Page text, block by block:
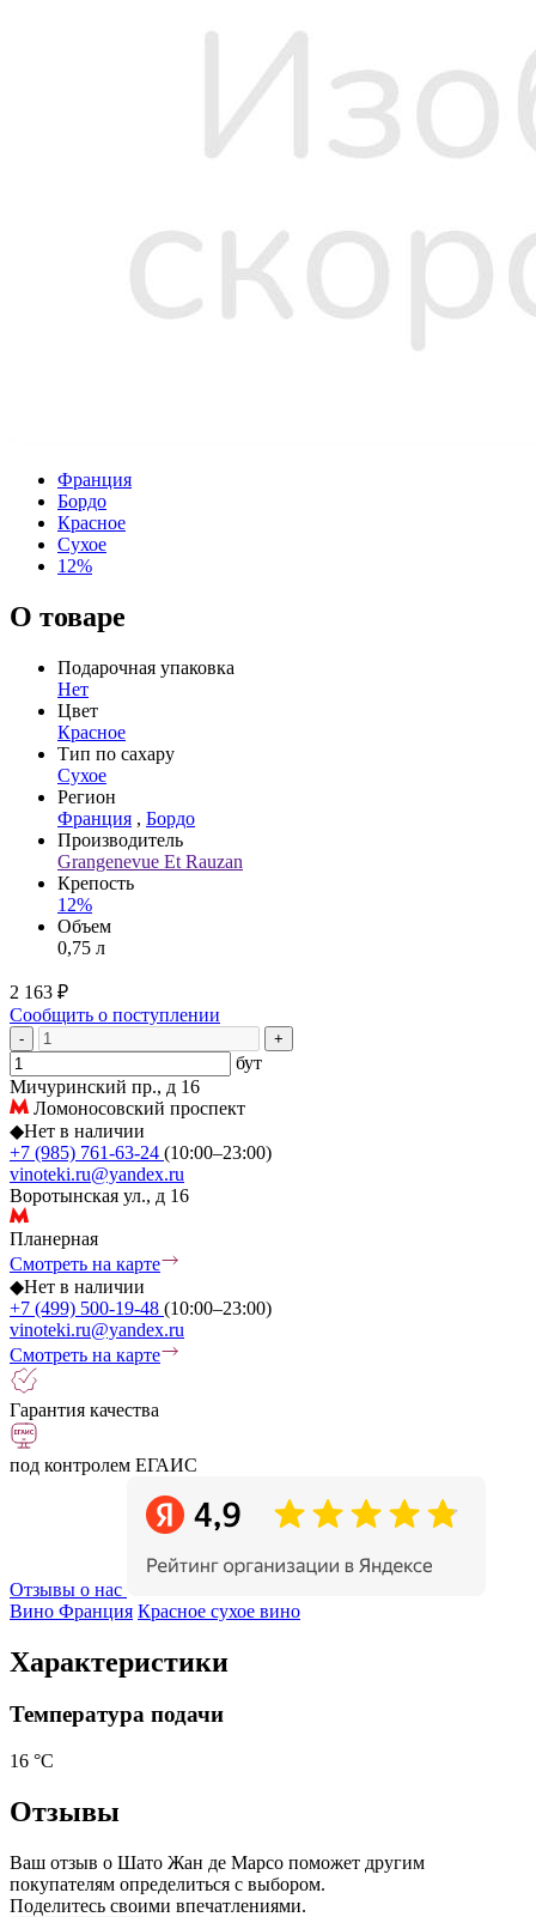
Франция
Бордо
Красное
Сухое
12%
О товаре
Подарочная упаковка
Нет
Цвет
Красное
Тип по сахару
Сухое
Регион
Франция , Бордо
Производитель
Grangenevue Et Rauzan
Крепость
12%
Объем
0,75 л
2 163 ₽
Сообщить о поступлении
- +
бут
Мичуринский пр., д 16
Ломоносовский проспект
◆Нет в наличии
+7 (985) 761-63-24 (10:00–23:00)
vinoteki.ru@yandex.ru
Воротынская ул., д 16
Планерная
Смотреть на карте
◆Нет в наличии
+7 (499) 500-19-48 (10:00–23:00)
vinoteki.ru@yandex.ru
Смотреть на карте
Гарантия качества
под контролем ЕГАИС
Отзывы о нас
Вино Франция Красное сухое вино
Характеристики
Температура подачи
16 °С
Отзывы
Ваш отзыв о Шато Жан де Марсо поможет другим
покупателям определиться с выбором.
Поделитесь своими впечатлениями.